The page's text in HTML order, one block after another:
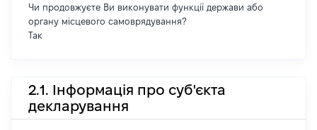
Чи продовжуєте Ви виконувати функції держави або
органу місцевого самоврядування?
Так
2.1. Інформація про суб'єкта
декларування